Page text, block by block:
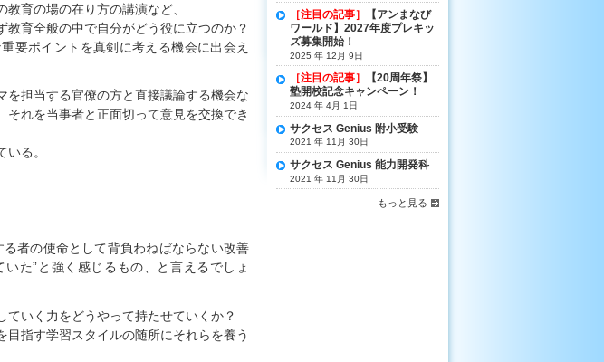
代の教育の場の在り方の講演など、
育全般の中で自分がどう役に立つのか？
要ポイントを真剣に考える機会に出会え
を担当する官僚の方と直接議論する機会な
れを当事者と正面切って意見を交換でき
ャンスに恵まれている。
者の使命として背負わねばならない改善
た”と強く感じるもの、と言えるでしょ
ていく力をどうやって持たせていくか？
指す学習スタイルの随所にそれらを養う
［注目の記事］
【アンまなび
ワールド】2027年度プレキッ
ズ募集開始！
2025 年 12月 9日
［注目の記事］
【20周年祭】
塾開校記念キャンペーン！
2024 年 4月 1日
サクセス Genius 附小受験
2021 年 11月 30日
サクセス Genius 能力開発科
2021 年 11月 30日
もっと見る